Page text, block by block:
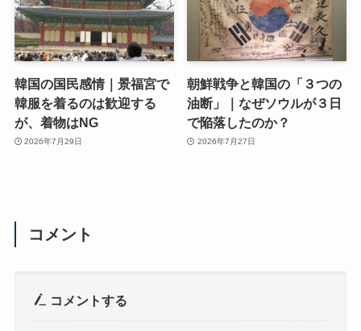
韓国の国民感情｜景福宮で
韓服を着るのは歓迎する
が、着物はNG
2026年7月29日
朝鮮戦争と韓国の「３つの
油断」｜なぜソウルが３日
で陥落したのか？
2026年7月27日
コメント
コメントする